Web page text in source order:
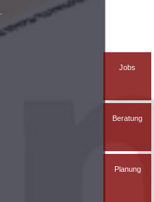
Jobs
Beratung
Planung